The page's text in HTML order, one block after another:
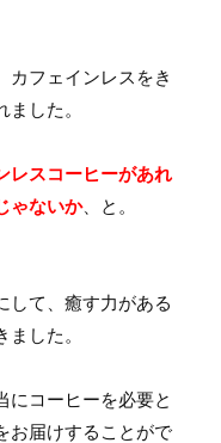
カフェインレスをき
した。
レスコーヒーがあれ
ゃないか、と。
して、癒す力がある
した。
にコーヒーを必要と
お届けすることがで